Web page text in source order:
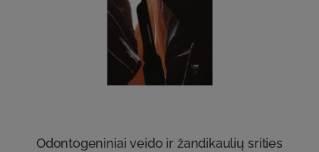
Odontogeniniai veido ir žandikaulių srities